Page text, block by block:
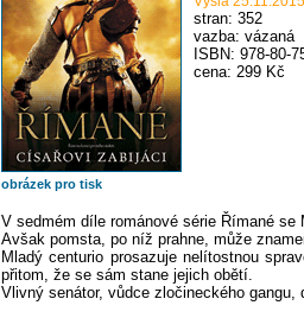
obrázek pro tisk
stran: 352
vazba: vázaná
ISBN: 978-80-
cena: 299 Kč
V sedmém díle románové série Římané
Avšak pomsta, po níž prahne, může
Mladý centurio prosazuje nelítostnou
přitom, že se sám stane jejich obětí.
Vlivný senátor, vůdce zločineckého